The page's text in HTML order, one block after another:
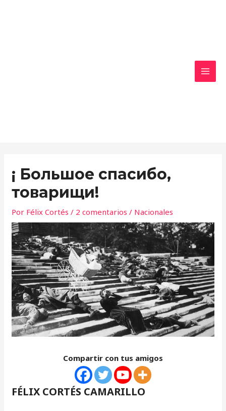
¡ Большое спасибо,
товарищи!
Por Félix Cortés/ 2 comentarios / Nacionales
Compartir con tus amigos
FÉLIX CORTÉS CAMARILLO